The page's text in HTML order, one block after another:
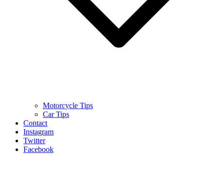
Motorcycle Tips
Car Tips
Contact
Instagram
Twitter
Facebook